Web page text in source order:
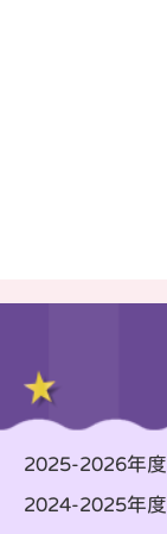
2025-2026年度
2024-2025年度